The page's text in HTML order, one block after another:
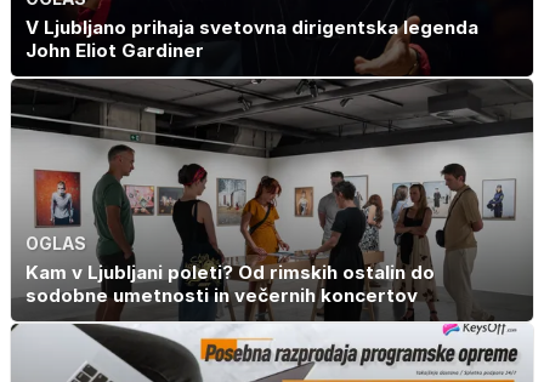
V Ljubljano prihaja svetovna dirigentska legenda
John Eliot Gardiner
OGLAS
Kam v Ljubljani poleti? Od rimskih ostalin do
sodobne umetnosti in večernih koncertov